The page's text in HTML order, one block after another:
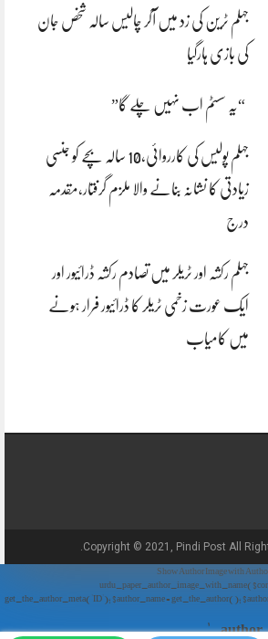
جہلم ٹرین کی زد میں آکر چالیس سالہ شخص جان
کی بازی ہارگیا
“یہ سسٹم اب نہیں چلے گا”
جہلم پولیس کی کارروائی،10 سالہ بچے کو جنسی
زیادتی کا نشانہ بنانے والا ملزم گرفتار،مقدمہ
درج
جہلم رکشہ اور ٹریلر میں تصادم رکشہ ڈرائیور اور
ایک عورت زخمی ٹریلر کا ڈرائیور فرار ہونے
میں کامیاب
Copyright © 2021, Pindi Post All
// Show Author Image with
get_the_author_meta('ID'); $author_name = get_the_author();